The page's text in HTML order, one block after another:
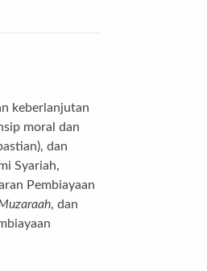
keberlanjutan
moral dan
dan
Syariah,
Pembiayaan
, dan